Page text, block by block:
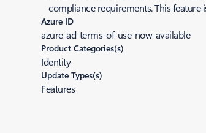
compliance requirements. This feature
Azure ID
azure-ad-terms-of-use-now-available
Product Categories(s)
Identity
Update Types(s)
Features